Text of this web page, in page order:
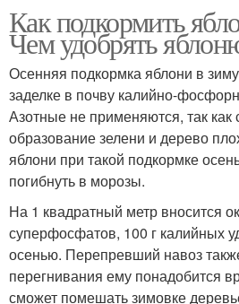
Как подкормить
Чем удобрять
Осенняя подкормка яблони в
заделке в почву калийно-
Азотные не применяются, так как
образование зелени и дерево
яблони при такой подкормке
погибнуть в морозы.
На 1 квадратный метр вносится
суперфосфатов, 100 г калийных
осенью. Перепревший навоз
перегнивания ему понадобится
сможет помешать зимовке